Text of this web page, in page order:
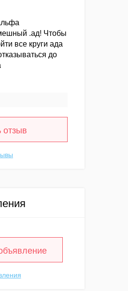
.ад! Чтобы
все круги ада
до
отзыв